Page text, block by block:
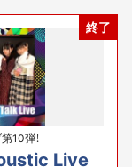
終了
10弾！
Live